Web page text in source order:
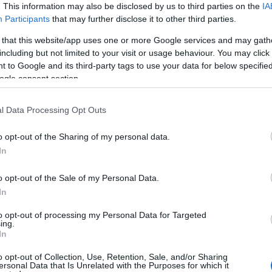
This information may also be disclosed by us to third parties on the
Participants that may further disclose it to other third parties.
that this website/app uses one or more Google services and may
but not limited to your visit or usage behaviour. You may
to Google and its third-party tags to use your data for below
consent section.
Data Processing Opt Outs
opt-out of the Sharing of my personal data.
opt-out of the Sale of my Personal Data.
opt-out of processing my Personal Data for Targeted
opt-out of Collection, Use, Retention, Sale, and/or Sharing
Data that Is Unrelated with the Purposes for which it
Intézet hallgatói pedig ötletekkel, művészeti
készíthetnek például szóróanyagokat, grafikai
vizuális megjelenésre" – tette hozzáPataki